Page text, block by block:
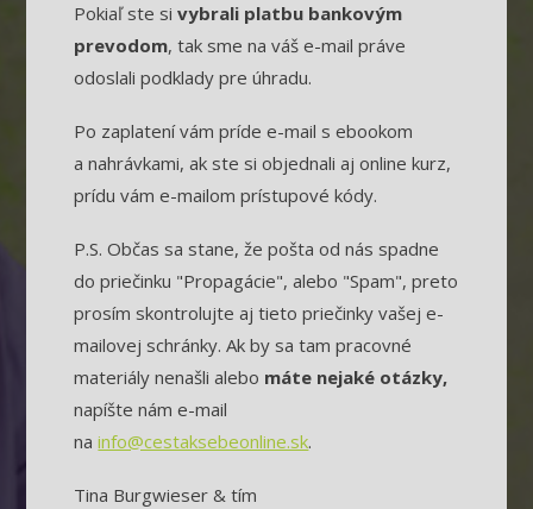
Pokiaľ ste sivybrali platbu bankovým
prevodom, tak sme na váš e-mail práve
odoslali podklady pre úhradu.
Po zaplatení vám príde e-mail s ebookom
a nahrávkami, ak ste si objednali aj online kurz,
prídu vám e-mailom prístupové kódy.
P.S. Občas sa stane, že pošta od nás spadne
do priečinku "Propagácie", alebo "Spam", preto
prosím skontrolujte aj tieto priečinky vašej e-
mailovej schránky. Ak by sa tam pracovné
materiály nenašli alebo máte nejaké otázky,
napíšte nám e-mail
nainfo@cestaksebeonline.sk.
Tina Burgwieser & tím